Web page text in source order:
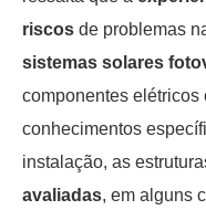
riscos de problemas
sistemas solares
componentes
conhecimentos
instalação, as
avaliadas, em alguns